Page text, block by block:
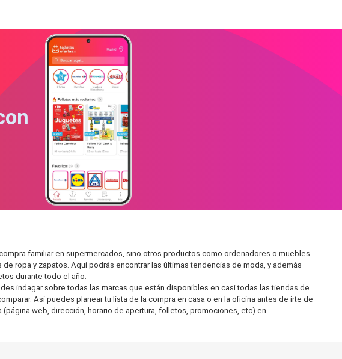
familiar en supermercados, sino otros productos como ordenadores o muebles
ropa y zapatos. Aquí podrás encontrar las últimas tendencias de moda, y además
durante todo el año.
indagar sobre todas las marcas que están disponibles en casi todas las tiendas de
Así puedes planear tu lista de la compra en casa o en la oficina antes de irte de
web, dirección, horario de apertura, folletos, promociones, etc) en